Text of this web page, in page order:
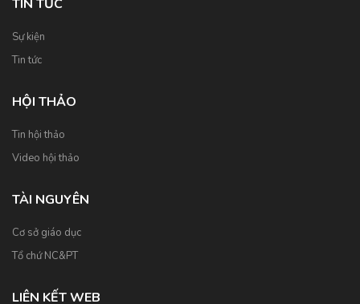
TIN TỨC
Sự kiện
Tin tức
HỘI THẢO
Tin hội thảo
Video hội thảo
TÀI NGUYÊN
Cơ sở giáo dục
Tổ chứ NC&PT
LIÊN KẾT WEB